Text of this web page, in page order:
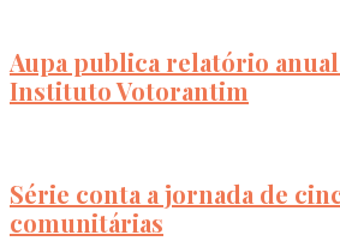
Aupa publica relatório
Instituto Votorantim
Série conta a jornada de
comunitárias